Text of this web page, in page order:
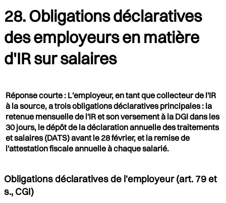
28. Obligations déclaratives
des employeurs en matière
d'IR sur salaires
Réponse courte : L'employeur, en tant que collecteur de l'IR
à la source, a trois obligations déclaratives principales : la
retenue mensuelle de l'IR et son versement à la DGI dans les
30 jours, le dépôt de la déclaration annuelle des traitements
et salaires (DATS) avant le 28 février, et la remise de
l'attestation fiscale annuelle à chaque salarié.
Obligations déclaratives de l'employeur (art. 79 et
s., CGI)